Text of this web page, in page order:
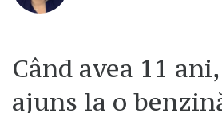
Când avea 11
ajuns la o